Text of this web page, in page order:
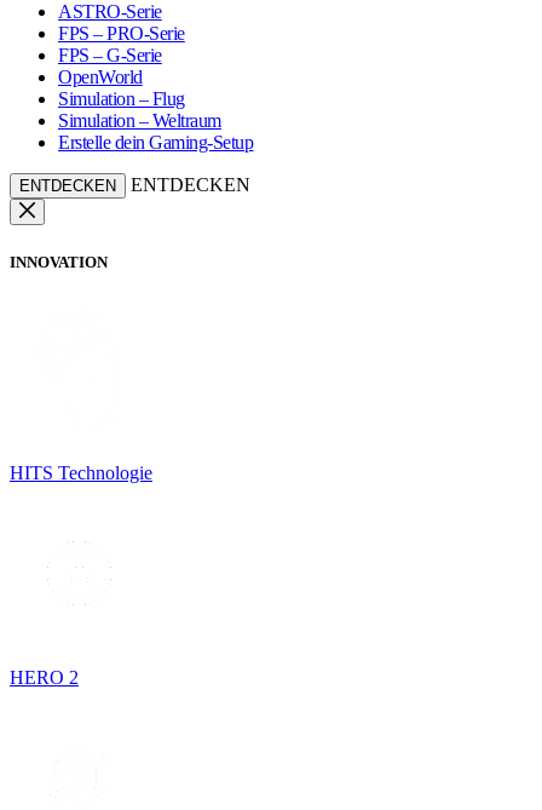
ASTRO-Serie
FPS – PRO-Serie
FPS – G-Serie
OpenWorld
Simulation – Flug
Simulation – Weltraum
Erstelle dein Gaming-Setup
ENTDECKEN ENTDECKEN
INNOVATION
HITS Technologie
HERO 2